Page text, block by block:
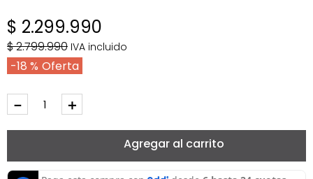
$ 2.299.990
$2.799.990 IVA incluido
18 %
＋
－
Agregar al carrito